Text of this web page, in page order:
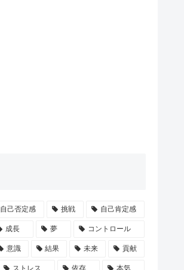
自己否定感 挑戦 自己肯定感
成長 夢 コントロール
意識 結果 未来 貢献